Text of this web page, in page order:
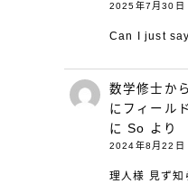
2025年7月30日
Can I just
数学修士か
にフィール
にSo より
2024年8月22日
理人様 見ず知